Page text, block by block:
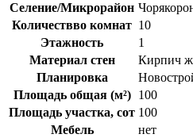
Селение/Микрорайон
Количествво комнат 10
Этажность
1
Материал стен
Кирпич
Планировка
Площадь общая (м²)
100
Площадь участка, сот 100
Мебель
нет